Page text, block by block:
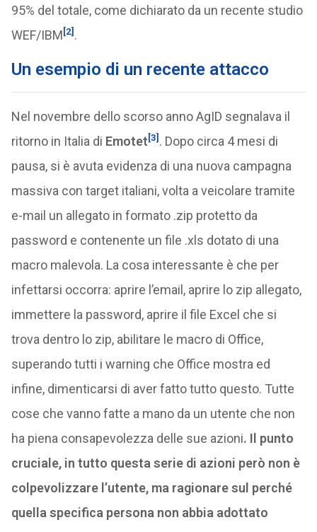
95% del totale, come dichiarato da un recente studio
WEF/IBM[2] .
Un esempio di un recente attacco
Nel novembre dello scorso anno AgID segnalava il
ritorno in Italia di Emotet[3] . Dopo circa 4 mesi di
pausa, si è avuta evidenza di una nuova campagna
massiva con target italiani, volta a veicolare tramite
e-mail un allegato in formato .zip protetto da
password e contenente un file .xls dotato di una
macro malevola. La cosa interessante è che per
infettarsi occorra: aprire l’email, aprire lo zip allegato,
immettere la password, aprire il file Excel che si
trova dentro lo zip, abilitare le macro di Office,
superando tutti i warning che Office mostra ed
infine, dimenticarsi di aver fatto tutto questo. Tutte
cose che vanno fatte a mano da un utente che non
ha piena consapevolezza delle sue azioni. Il punto
cruciale, in tutto questa serie di azioni però non è
colpevolizzare l’utente, ma ragionare sul perché
quella specifica persona non abbia adottato